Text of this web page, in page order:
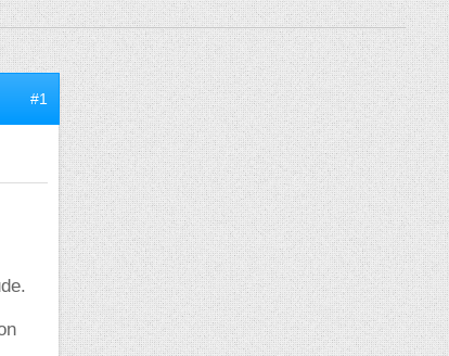
#1